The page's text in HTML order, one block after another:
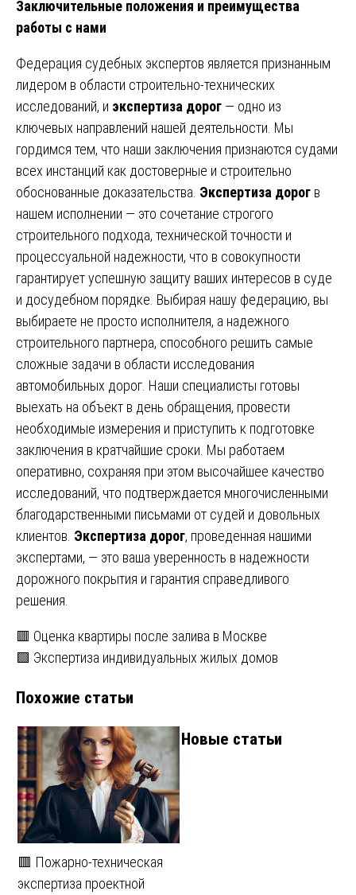
Заключительные положения и преимущества
работы с нами
Федерация судебных экспертов является признанным
лидером в области строительно-технических
исследований, и экспертиза дорог — одно из
ключевых направлений нашей деятельности. Мы
гордимся тем, что наши заключения признаются судами
всех инстанций как достоверные и строительно
обоснованные доказательства. Экспертиза дорог в
нашем исполнении — это сочетание строгого
строительного подхода, технической точности и
процессуальной надежности, что в совокупности
гарантирует успешную защиту ваших интересов в суде
и досудебном порядке. Выбирая нашу федерацию, вы
выбираете не просто исполнителя, а надежного
строительного партнера, способного решить самые
сложные задачи в области исследования
автомобильных дорог. Наши специалисты готовы
выехать на объект в день обращения, провести
необходимые измерения и приступить к подготовке
заключения в кратчайшие сроки. Мы работаем
оперативно, сохраняя при этом высочайшее качество
исследований, что подтверждается многочисленными
благодарственными письмами от судей и довольных
клиентов. Экспертиза дорог, проведенная нашими
экспертами, — это ваша уверенность в надежности
дорожного покрытия и гарантия справедливого
решения.
Навигация
записям
🟥 Оценка квартиры после залива в Москве
🟩 Экспертиза индивидуальных жилых домов
Похожие статьи
🟥 Пожарно-техническая
экспертиза проектной
Новые статьи